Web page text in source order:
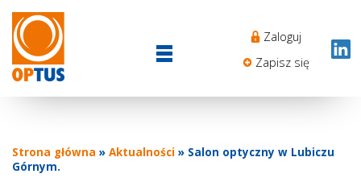
Przejdź
do
treści
Login
menu
Zaloguj
Zapisz się
Ścieżka
Strona główna Aktualności
Salon optyczny w Lubiczu
Górnym.